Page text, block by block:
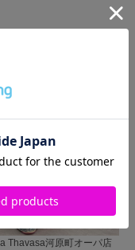
Thavasa河原町オーパ店